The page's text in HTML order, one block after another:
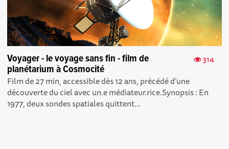
314
Voyager - le voyage sans fin - film de
planétarium à Cosmocité
Film de 27 min, accessible dès 12 ans, précédé d’une
découverte du ciel avec un.e médiateur.rice.Synopsis : En
1977, deux sondes spatiales quittent...